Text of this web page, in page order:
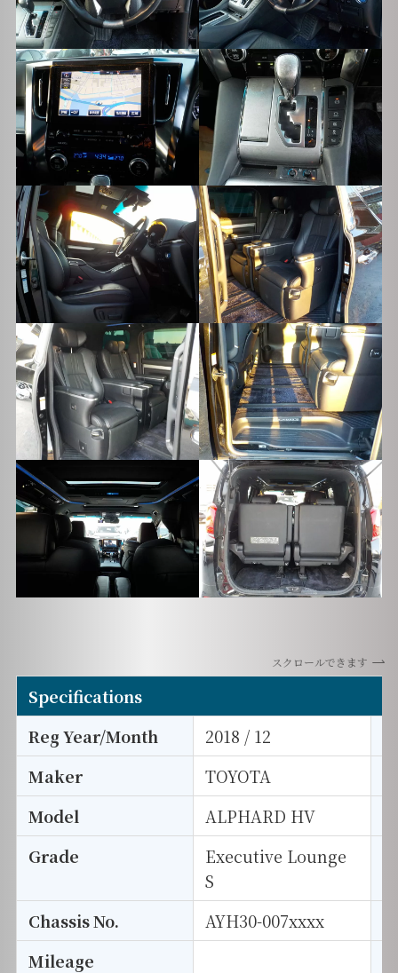
スクロールできます
Specifications
Reg Year/Month
2018 / 12
Maker
TOYOTA
Model
ALPHARD HV
Grade
Executive Lounge
S
Chassis No. AYH30-007xxxx
Mileage